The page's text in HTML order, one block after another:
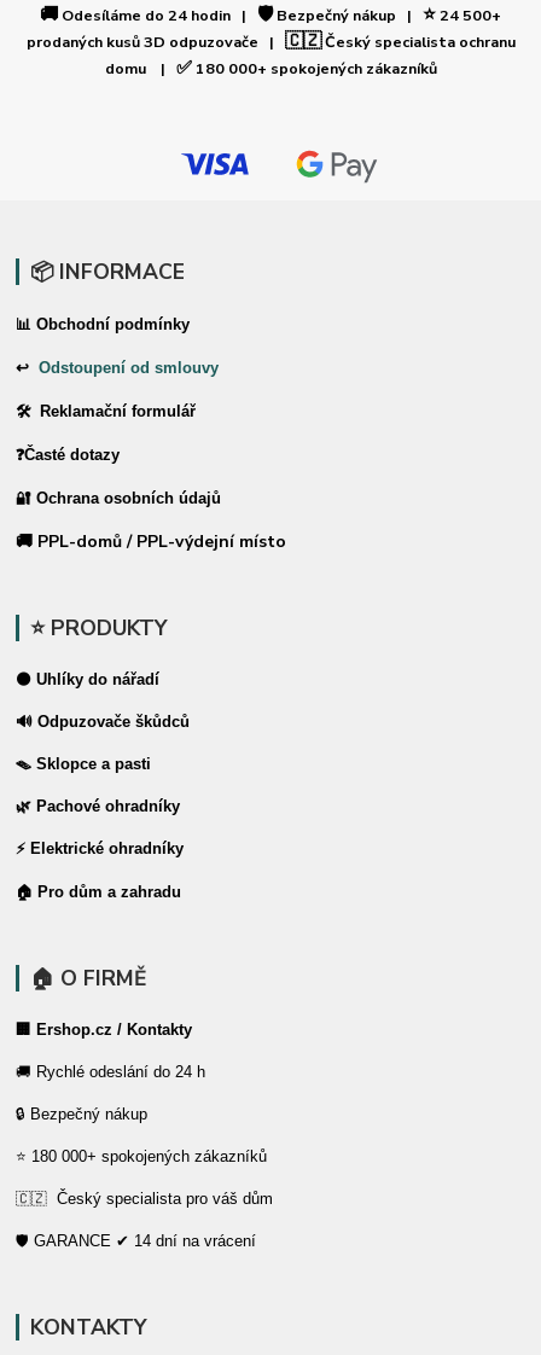
🚚 Odesíláme do 24 hodin | 🛡️Bezpečný nákup | ⭐24 500+
prodaných kusů 3D odpuzovače | 🇨🇿Český specialista ochranu
domu | ✅180 000+ spokojených zákazníků
📦 INFORMACE
📊 Obchodní podmínky
↩Odstoupení od smlouvy
🛠 Reklamační formulář
❓Časté dotazy
🔐 Ochrana osobních údajů
🚚 PPL-domů / PPL-výdejní místo
⭐ PRODUKTY
⚫ Uhlíky do nářadí
🔊 Odpuzovače škůdců
🪤 Sklopce a pasti
🌿 Pachové ohradníky
⚡ Elektrické ohradníky
🏠 Pro dům a zahradu
🏠 O FIRMĚ
🏢 Ershop.cz / Kontakty
🚚 Rychlé odeslání do 24 h
🔒 Bezpečný nákup
⭐ 180 000+ spokojených zákazníků
🇨🇿 Český specialista pro váš dům
🛡️ GARANCE ✔ 14 dní na vrácení
KONTAKTY